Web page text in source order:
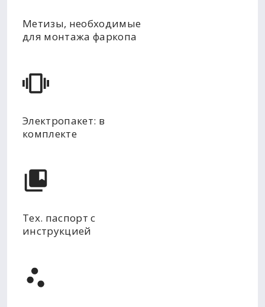
Метизы, необходимые
для монтажа фаркопа
Электропакет: в
комплекте
Тех. паспорт с
инструкцией